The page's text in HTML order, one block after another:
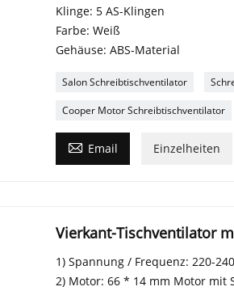
Klinge: 5 AS-Klingen
Farbe: Weiß
Gehäuse: ABS-Material
Salon Schreibtischventilator
Cooper Motor Schreibtischventilator
 Email Einzelheiten
Vierkant-Tischventilator
1) Spannung / Frequenz: 220-
2) Motor: 66 * 14 mm Motor mit